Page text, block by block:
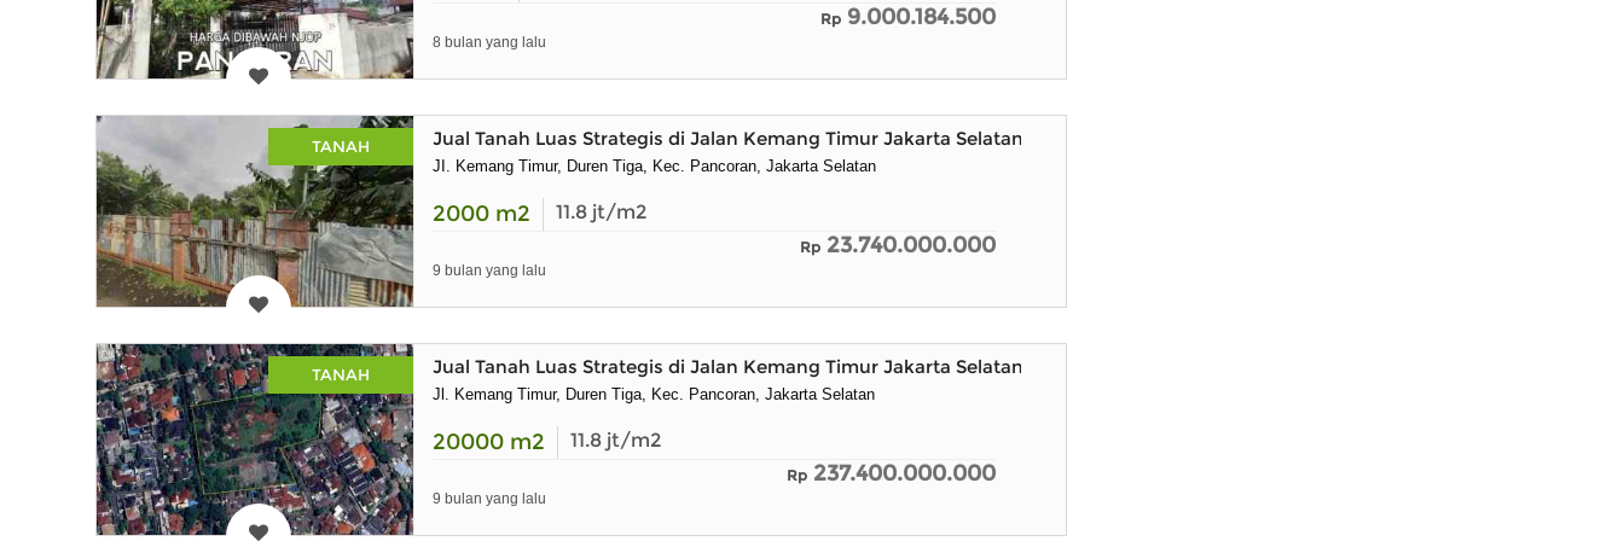
Rp 9.000.184.500
8 bulan yang lalu
TANAH Jual Tanah Luas Strategis di Jalan Kemang Timur Jakarta Selatan
JI. Kemang Timur, Duren Tiga, Kec. Pancoran, Jakarta Selatan
2000 m2 11.8 jt/m2
Rp 23.740.000.000
9 bulan yang lalu
TANAH Jual Tanah Luas Strategis di Jalan Kemang Timur Jakarta Selatan
Jl. Kemang Timur, Duren Tiga, Kec. Pancoran, Jakarta Selatan
20000 m2 11.8 jt/m2
Rp 237.400.000.000
9 bulan yang lalu